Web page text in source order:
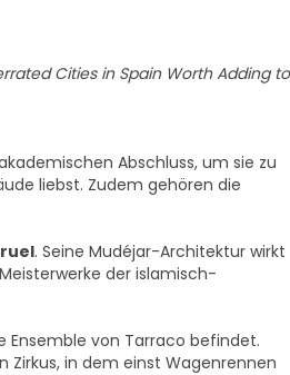
Abschluss, um sie zu
liebst. Zudem gehören die
. Seine Mudéjar-Architektur wirkt
der islamisch-
Ensemble von Tarraco befindet.
in dem einst Wagenrennen